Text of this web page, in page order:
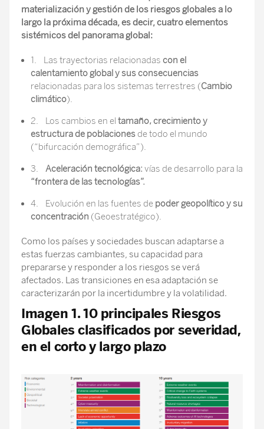
materialización y gestión de los riesgos globales a lo
largo la próxima década, es decir, cuatro elementos
sistémicos del panorama global:
1. Las trayectorias relacionadas con el
calentamiento global y sus consecuencias
relacionadas para los sistemas terrestres (Cambio
climático).
2. Los cambios en el tamaño, crecimiento y
estructura de poblaciones de todo el mundo
(“bifurcación demográfica”).
3. Aceleración tecnológica: vías de desarrollo para la
“frontera de las tecnologías”.
4. Evolución en las fuentes de poder geopolítico y su
concentración (Geoestratégico).
Como los países y sociedades buscan adaptarse a
estas fuerzas cambiantes, su capacidad para
prepararse y responder a los riesgos se verá
afectados. Las transiciones en esa adaptación se
caracterizarán por la incertidumbre y la volatilidad.
Imagen 1. 10 principales Riesgos
Globales clasificados por severidad,
en el corto y largo plazo